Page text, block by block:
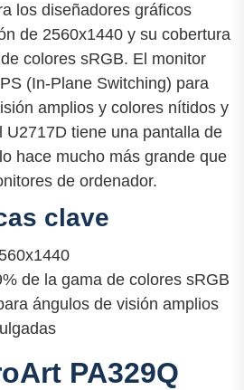
los diseñadores gráficos
de 2560x1440 y su cobertura
colores sRGB. El monitor
(In-Plane Switching) para
amplios y colores nítidos y
U2717D tiene una pantalla de
hace mucho más grande que
de ordenador.
clave
de la gama de colores sRGB
ángulos de visión amplios
PA329Q